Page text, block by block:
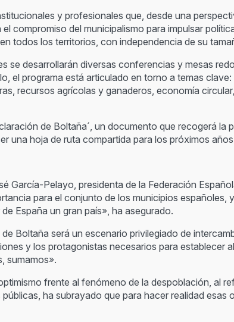
y profesionales que, desde una
compromiso del municipalismo para impulsar
todos los territorios, con independencia de su
se desarrollarán diversas conferencias y mesas
el programa está articulado en torno a temas
recursos agrícolas y ganaderos, economía
de Boltaña´, un documento que recogerá
una hoja de ruta compartida para los próximos
García-Pelayo, presidenta de la Federación
para el conjunto de los municipios
España un gran país», ha asegurado.
Boltaña será un escenario privilegiado de
y los protagonistas necesarios para establecer
sumamos».
frente al fenómeno de la despoblación, al
ha subrayado que para hacer realidad